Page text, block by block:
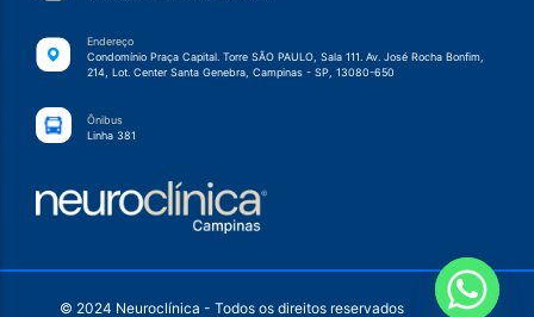
Endereço
Condomínio Praça Capital. Torre SÃO PAULO, Sala 111. Av. José Rocha Bonfim,
214, Lot. Center Santa Genebra, Campinas - SP, 13080-650
Ônibus
Linha 381
© 2024 Neuroclínica - Todos os direitos reservados